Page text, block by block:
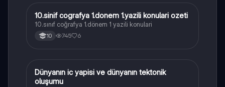
Coğrafya
10.sinif cografya 1.donem 1.yazili konulari ozeti
10.sınıf coğrafya 1.dönem 1 yazili konulari
10 745 6
Coğrafya
Dünyanın ic yapisi ve dünyanın tektonik
oluşumu